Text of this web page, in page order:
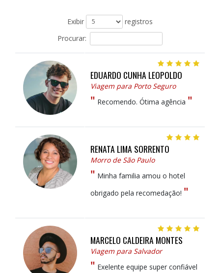
Exibir
registros
Procurar:
EDUARDO CUNHA LEOPOLDO
Viagem para Porto Seguro
" Recomendo. Ótima agência "
RENATA LIMA SORRENTO
Morro de São Paulo
" Minha familia amou o hotel
obrigado pela recomedação! "
MARCELO CALDEIRA MONTES
Viagem para Salvador
" Exelente equipe super confiável